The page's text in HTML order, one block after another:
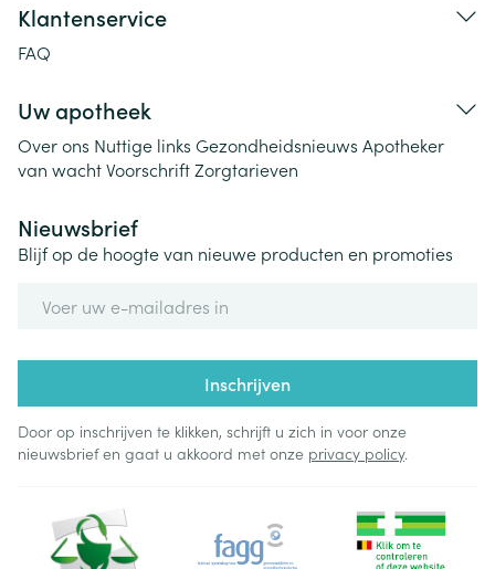
Klantenservice
FAQ
Uw apotheek
Over ons Nuttige links Gezondheidsnieuws Apotheker
van wachtVoorschriftZorgtarieven
Nieuwsbrief
Blijf op de hoogte van nieuwe producten en promoties
Inschrijven
Door op inschrijven te klikken, schrijft u zich in voor onze
nieuwsbrief en gaat u akkoord met onze privacy policy.